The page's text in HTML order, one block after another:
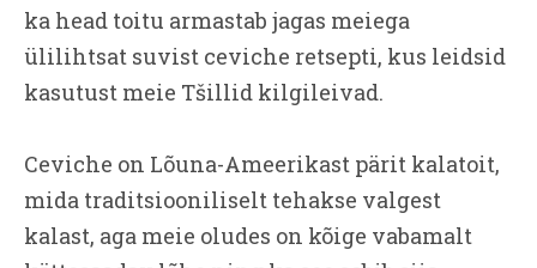
ka head toitu armastab jagas meiega
ülilihtsat suvist ceviche retsepti, kus leidsid
kasutust meie Tšillid kilgileivad.
Ceviche on Lõuna-Ameerikast pärit kalatoit,
mida traditsiooniliselt tehakse valgest
kalast, aga meie oludes on kõige vabamalt